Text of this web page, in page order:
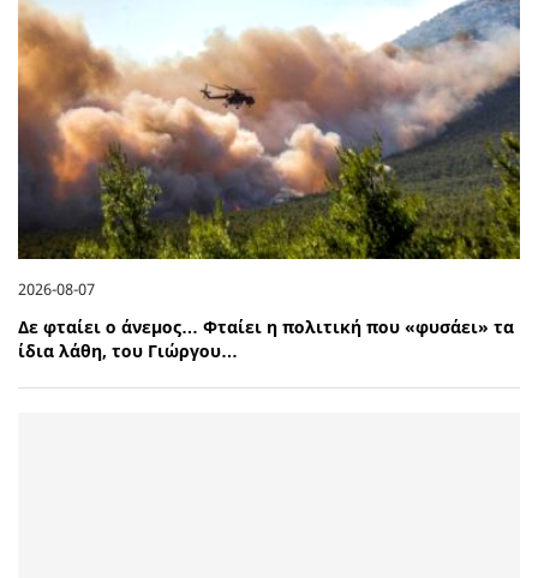
2026-08-07
Δε φταίει ο άνεμος… Φταίει η πολιτική που «φυσάει» τα
ίδια λάθη, του Γιώργου…